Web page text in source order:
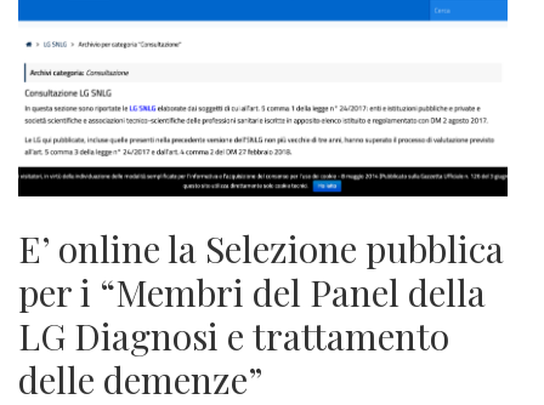
E’ online la Selezione pubblica
per i “Membri del Panel della
LG Diagnosi e trattamento
delle demenze”